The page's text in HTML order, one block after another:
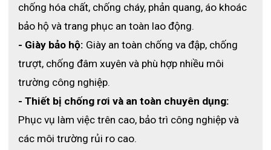
chống hóa chất, chống cháy, phản quang, áo khoác
bảo hộ và trang phục an toàn lao động.
- Giày bảo hộ: Giày an toàn chống va đập, chống
trượt, chống đâm xuyên và phù hợp nhiều môi
trường công nghiệp.
- Thiết bị chống rơi và an toàn chuyên dụng:
Phục vụ làm việc trên cao, bảo trì công nghiệp và
các môi trường rủi ro cao.